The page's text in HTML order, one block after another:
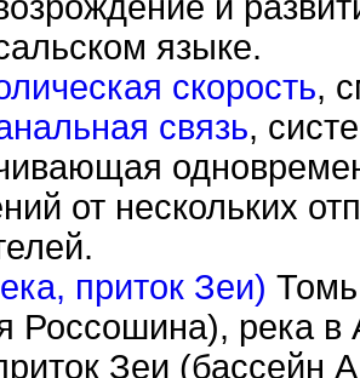
языке.
скорость,
связь,
от нескольких
приток Зеи)
Россошина), река
Зеи (бассейн